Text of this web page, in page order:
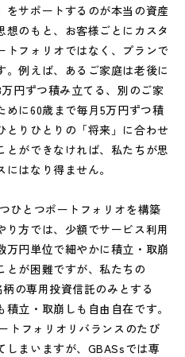
をサポートするのが本当の資産
のもと、お客様ごとにカスタ
トフォリオではなく、プランで
例えば、あるご家庭は老後に
円ずつ積み立てる、別のご家
めに60歳まで毎月5万円ずつ積
とりひとりの「将来」に合わせ
とができなければ、私たちが思
はなり得ません。
ひとつポートフォリオを構築
方では、少額でサービス利用
万円単位で細やかに積立・取崩
とが困難ですが、私たちの
の専用投資信託のみとする
立・取崩しも自由自在です。
トフォリオリバランスのたび
しまいますが、GBASsでは専